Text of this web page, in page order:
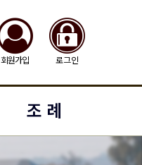
회원가입 로그인
조 례